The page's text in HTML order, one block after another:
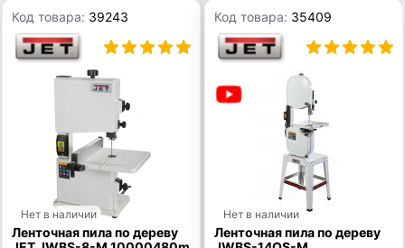
Код товара: 39243
Нет в наличии
Ленточная пила по дереву
Код товара: 35409
Нет в наличии
Ленточная пила по дереву